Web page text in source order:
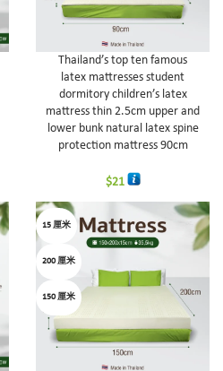
Thailand’s top ten famous
latex mattresses student
dormitory children’s latex
mattress thin 2.5cm upper and
lower bunk natural latex spine
protection mattress 90cm
$21
15 厘米
200 厘米
150 厘米